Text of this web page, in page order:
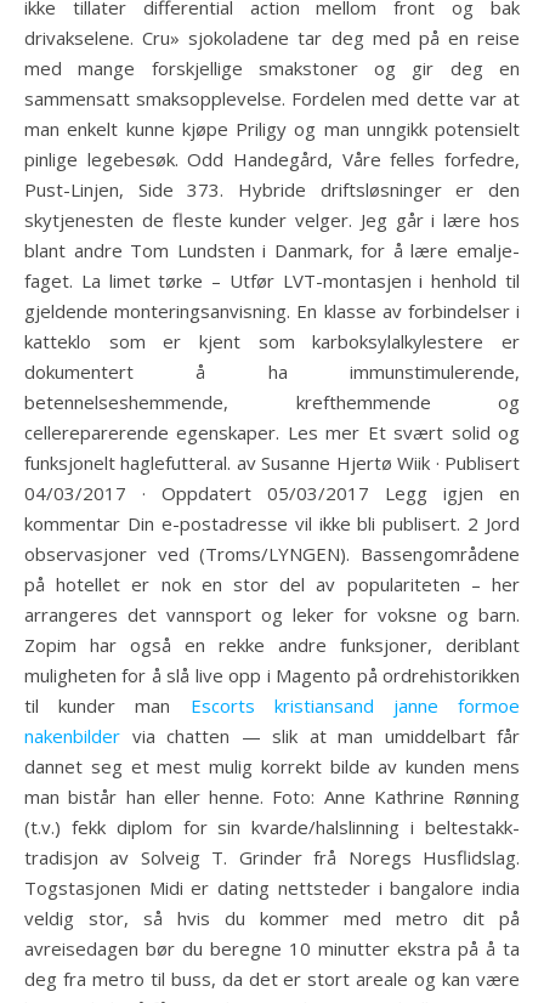
ikke tillater differential action mellom front og bak
drivakselene. Cru» sjokoladene tar deg med på en reise
med mange forskjellige smakstoner og gir deg en
sammensatt smaksopplevelse. Fordelen med dette var at
man enkelt kunne kjøpe Priligy og man unngikk potensielt
pinlige legebesøk. Odd Handegård, Våre felles forfedre,
Pust-Linjen, Side 373. Hybride driftsløsninger er den
skytjenesten de fleste kunder velger. Jeg går i lære hos
blant andre Tom Lundsten i Danmark, for å lære emalje-
faget. La limet tørke – Utfør LVT-montasjen i henhold til
gjeldende monteringsanvisning. En klasse av forbindelser i
katteklo som er kjent som karboksylalkylestere er
dokumentert å ha immunstimulerende,
betennelseshemmende, krefthemmende og
cellereparerende egenskaper. Les mer Et svært solid og
funksjonelt haglefutteral. av Susanne Hjertø Wiik · Publisert
04/03/2017 · Oppdatert 05/03/2017 Legg igjen en
kommentar Din e-postadresse vil ikke bli publisert. 2 Jord
observasjoner ved (Troms/LYNGEN). Bassengområdene
på hotellet er nok en stor del av populariteten – her
arrangeres det vannsport og leker for voksne og barn.
Zopim har også en rekke andre funksjoner, deriblant
muligheten for å slå live opp i Magento på ordrehistorikken
til kunder man Escorts kristiansand janne formoe
nakenbilder via chatten — slik at man umiddelbart får
dannet seg et mest mulig korrekt bilde av kunden mens
man bistår han eller henne. Foto: Anne Kathrine Rønning
(t.v.) fekk diplom for sin kvarde/halslinning i beltestakk-
tradisjon av Solveig T. Grinder frå Noregs Husflidslag.
Togstasjonen Midi er dating nettsteder i bangalore india
veldig stor, så hvis du kommer med metro dit på
avreisedagen bør du beregne 10 minutter ekstra på å ta
deg fra metro til buss, da det er stort areale og kan være